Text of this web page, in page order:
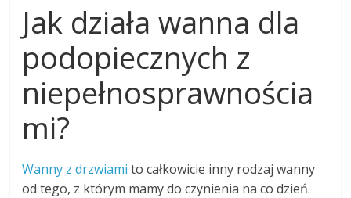
Jak działa wanna dla
podopiecznych z
niepełnosprawnościa
mi?
Wanny z drzwiami to całkowicie inny rodzaj wanny
od tego, z którym mamy do czynienia na co dzień.